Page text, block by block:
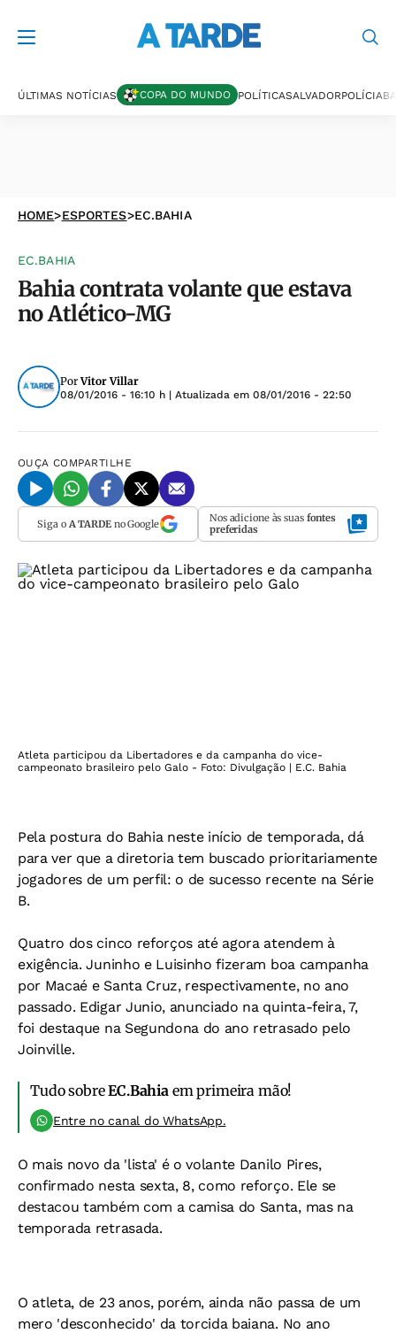
ÚLTIMAS NOTÍCIAS COPA DO MUNDO POLÍTICASALVADORPOLÍCIA
HOME>ESPORTES>EC.BAHIA
EC.BAHIA
Bahia contrata volante que estava
no Atlético-MG
PorVitor Villar
08/01/2016 - 16:10 h | Atualizada em 08/01/2016 - 22:50
OUÇA COMPARTILHE
Siga o A TARDEno Google Nos adicione às suas fontes
preferidas
Atleta participou da Libertadores e da campanha do vice-
campeonato brasileiro pelo Galo - Foto: Divulgação | E.C. Bahia
Pela postura do Bahia neste início de temporada, dá
para ver que a diretoria tem buscado prioritariamente
jogadores de um perfil: o de sucesso recente na Série
B.
Quatro dos cinco reforços até agora atendem à
exigência. Juninho e Luisinho fizeram boa campanha
por Macaé e Santa Cruz, respectivamente, no ano
passado. Edigar Junio, anunciado na quinta-feira, 7,
foi destaque na Segundona do ano retrasado pelo
Joinville.
Tudo sobreEC.Bahiaem primeira mão!
Entre no canal do WhatsApp.
O mais novo da 'lista' é o volante Danilo Pires,
confirmado nesta sexta, 8, como reforço. Ele se
destacou também com a camisa do Santa, mas na
temporada retrasada.
O atleta, de 23 anos, porém, ainda não passa de um
mero 'desconhecido' da torcida baiana. No ano